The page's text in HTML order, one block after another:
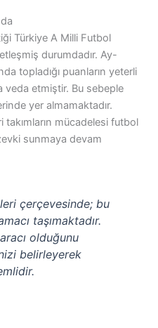
Türkiye A Milli Futbol
durumdadır. Ay-
topladığı puanların yeterli
veda etmiştir. Bu sebeple
yer almamaktadır.
mücadelesi futbol
sunmaya devam
çerçevesinde; bu
taşımaktadır.
olduğunu
belirleyerek